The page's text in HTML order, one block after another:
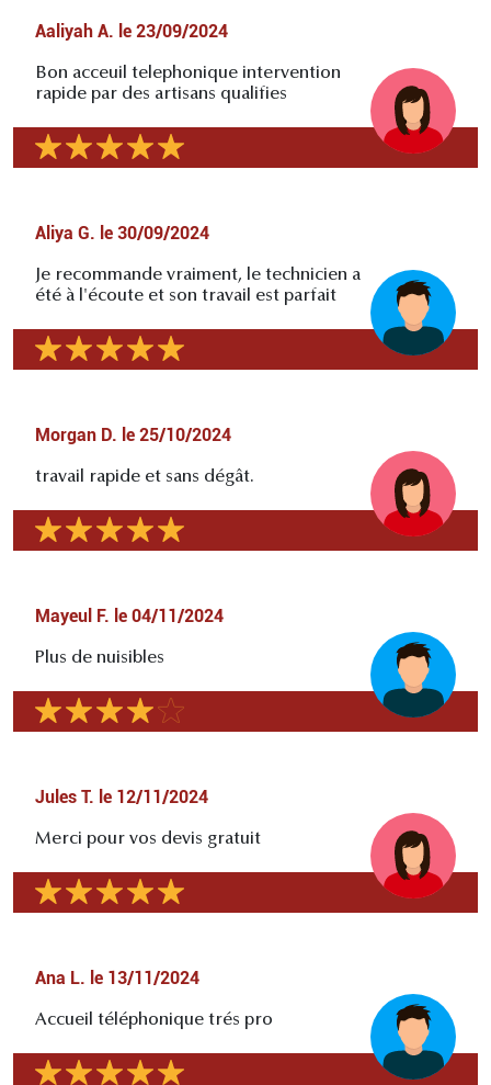
Aaliyah A. le 23/09/2024
Bon acceuil telephonique intervention
rapide par des artisans qualifies
Aliya G. le 30/09/2024
Je recommande vraiment, le technicien a
été à l'écoute et son travail est parfait
Morgan D. le 25/10/2024
travail rapide et sans dégât.
Mayeul F. le 04/11/2024
Plus de nuisibles
Jules T. le 12/11/2024
Merci pour vos devis gratuit
Ana L. le 13/11/2024
Accueil téléphonique trés pro